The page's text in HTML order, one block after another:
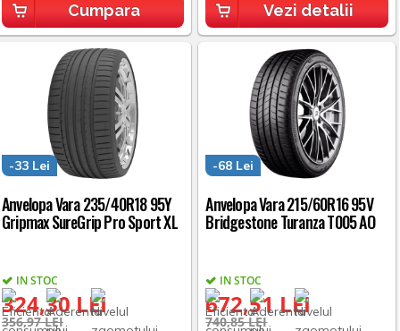
Cumpara Vezi detalii
Anvelopa Vara 235/40R18 95Y
Gripmax SureGrip Pro Sport XL
IN STOC
324,30 LEI
-33 Lei
356,97 LEI
Anvelopa Vara 215/60R16 95V
Bridgestone Turanza T005 AO
IN STOC
672,51 LEI
-68 Lei
740,85 LEI